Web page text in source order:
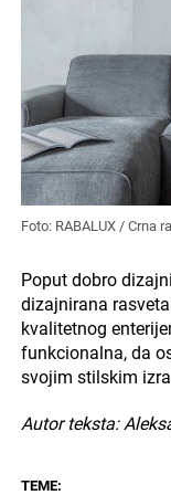
Foto: RABALUX / Crna
Poput dobro
dizajnirana
kvalitetnog
funkcionalna, da
svojim stilskim
Autor teksta:
TEME: